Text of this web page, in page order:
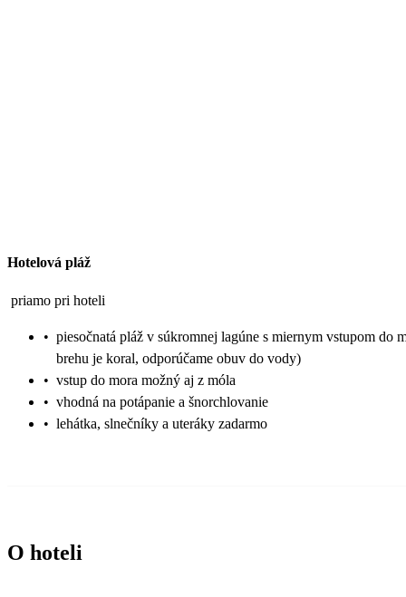
Hotelová pláž
priamo pri hoteli
• piesočnatá pláž v súkromnej lagúne s miernym vstupom do
brehu je koral, odporúčame obuv do vody)
• vstup do mora možný aj z móla
• vhodná na potápanie a šnorchlovanie
• lehátka, slnečníky a uteráky zadarmo
O hoteli